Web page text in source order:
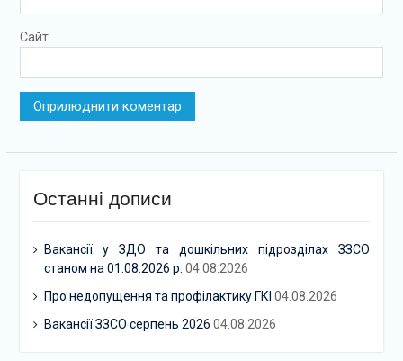
Сайт
Останні дописи
Вакансії у ЗДО та дошкільних підрозділах ЗЗСО
станом на 01.08.2026 р. 04.08.2026
Про недопущення та профілактику ГКІ 04.08.2026
Вакансії ЗЗСО серпень 2026 04.08.2026